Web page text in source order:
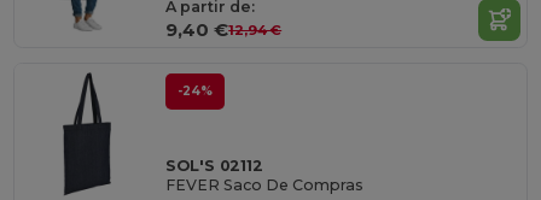
A partir de:
9,40 €12,94 €
-24%
SOL'S 02112
FEVER Saco De Compras